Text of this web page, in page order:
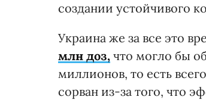
создании устойчивого
Украина же за все это
млн доз, что могло бы
миллионов, то есть
сорван из-за того, что